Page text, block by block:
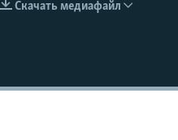
EMBED
Скачать медиафайл